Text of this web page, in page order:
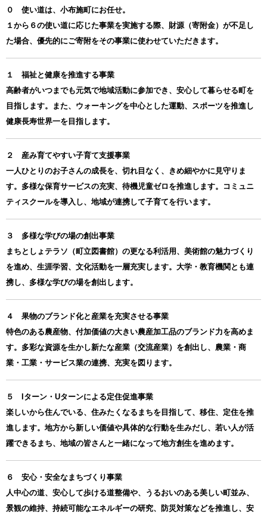
０ 使い道は、小布施町にお任せ。
１から６の使い道に応じた事業を実施する際、財源（寄附金）が不足し
た場合、優先的にご寄附をその事業に使わせていただきます。
１ 福祉と健康を推進する事業
高齢者がいつまでも元気で地域活動に参加でき、安心して暮らせる町を
目指します。また、ウォーキングを中心とした運動、スポーツを推進し
健康長寿世界一を目指します。
２ 産み育てやすい子育て支援事業
一人ひとりのお子さんの成長を、切れ目なく、きめ細やかに見守りま
す。多様な保育サービスの充実、待機児童ゼロを推進します。コミュニ
ティスクールを導入し、地域が連携して子育てを行います。
３ 多様な学びの場の創出事業
まちとしょテラソ（町立図書館）の更なる利活用、美術館の魅力づくり
を進め、生涯学習、文化活動を一層充実します。大学・教育機関とも連
携し、多様な学びの場を創出します。
４ 果物のブランド化と産業を充実させる事業
特色のある農産物、付加価値の大きい農産加工品のブランド力を高めま
す。多彩な資源を生かし新たな産業（交流産業）を創出し、農業・商
業・工業・サービス業の連携、充実を図ります。
５ Iターン・Uターンによる定住促進事業
楽しいから住んでいる、住みたくなるまちを目指して、移住、定住を推
進します。地方から新しい価値や具体的な行動を生みだし、若い人が活
躍できるまち、地域の皆さんと一緒になって地方創生を進めます。
６ 安心・安全なまちづくり事業
人中心の道、安心して歩ける道整備や、うるおいのある美しい町並み、
景観の維持、持続可能なエネルギーの研究、防災対策などを推進し、安